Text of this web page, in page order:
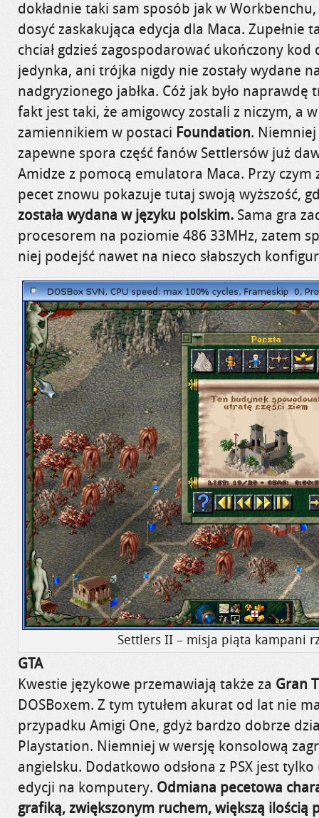
dokładnie taki sam sposób jak w
dosyć zaskakująca edycja dla Maca. Zupełnie
chciał gdzieś zagospodarować ukończony kod
jedynka, ani trójka nigdy nie zostały wydane
nadgryzionego jabłka. Cóż jak było
fakt jest taki, że amigowcy zostali z niczym, a
zamiennikiem w postaci Foundation. Niemniej
zapewne spora część fanów Settlersów już
Amidze z pomocą emulatora Maca. Przy czym
pecet znowu pokazuje tutaj swoją wyższość,
została wydana w języku polskim. Sama gra
procesorem na poziomie 486 33MHz, zatem
niej podejść nawet na nieco słabszych
Settlers II – misja piąta kampani
GTA
Kwestie językowe przemawiają także za Gran
DOSBoxem. Z tym tytułem akurat od lat nie
przypadku Amigi One, gdyż bardzo dobrze
Playstation. Niemniej w wersję konsolową
angielsku. Dodatkowo odsłona z PSX jest
edycji na komputery. Odmiana pecetowa
grafiką, zwiększonym ruchem, większą